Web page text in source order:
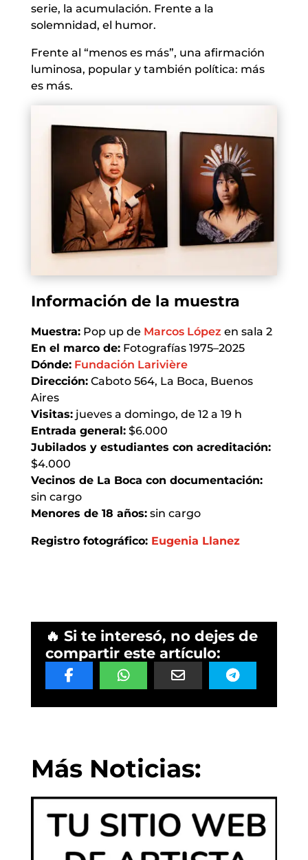
serie, la acumulación. Frente a la
solemnidad, el humor.
Frente al “menos es más”, una afirmación
luminosa, popular y también política: más
es más.
Información de la muestra
Muestra:Pop up de Marcos López en sala 2
En el marco de:Fotografías 1975–2025
Dónde: Fundación Larivière
Dirección:Caboto 564, La Boca, Buenos
Aires
Visitas:jueves a domingo, de 12 a 19 h
Entrada general:$6.000
Jubilados y estudiantes con acreditación:
$4.000
Vecinos de La Boca con documentación:
sin cargo
Menores de 18 años:sin cargo
Registro fotográfico: Eugenia Llanez
🔥 Si te interesó, no dejes de
compartir este artículo:
Más Noticias: